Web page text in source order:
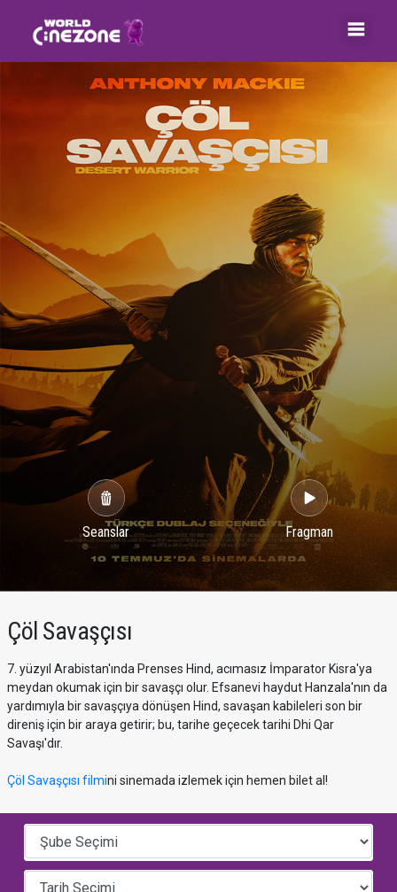
Seanslar Fragman
Çöl Savaşçısı
7. yüzyıl Arabistan'ında Prenses Hind, acımasız İmparator Kisra'ya
meydan okumak için bir savaşçı olur. Efsanevi haydut Hanzala'nın da
yardımıyla bir savaşçıya dönüşen Hind, savaşan kabileleri son bir
direniş için bir araya getirir; bu, tarihe geçecek tarihi Dhi Qar
Savaşı'dır.
Çöl Savaşçısı filmini sinemada izlemek için hemen bilet al!